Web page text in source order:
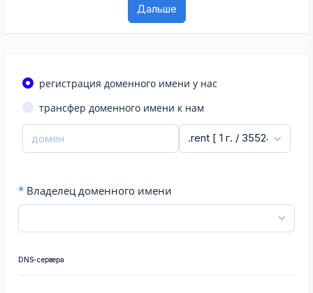
регистрация доменного имени у нас
трансфер доменного имени к нам
* Владелец доменного имени
DNS-сервера